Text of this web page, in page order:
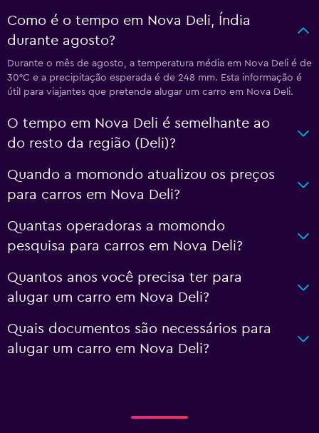
Como é o tempo em Nova Deli, Índia
durante agosto?
Durante o mês de agosto, a temperatura média em Nova Deli é de
30°C e a precipitação esperada é de 248 mm. Esta informação é
útil para viajantes que pretende alugar um carro em Nova Deli.
O tempo em Nova Deli é semelhante ao
do resto da região (Deli)?
Quando a momondo atualizou os preços
para carros em Nova Deli?
Quantas operadoras a momondo
pesquisa para carros em Nova Deli?
Quantos anos você precisa ter para
alugar um carro em Nova Deli?
Quais documentos são necessários para
alugar um carro em Nova Deli?